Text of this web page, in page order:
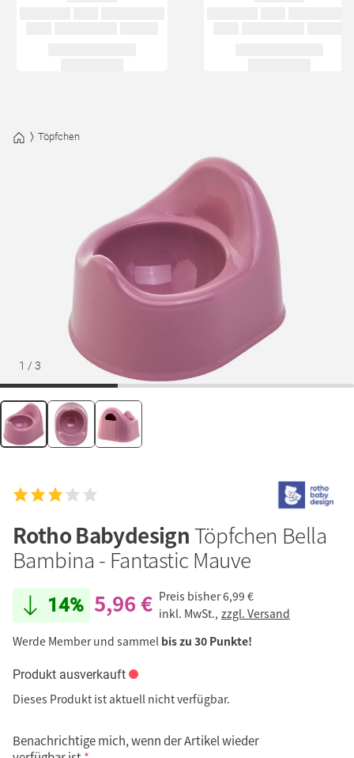
Töpfchen
1 / 3
Rotho BabydesignTöpfchen Bella
Bambina - Fantastic Mauve
14% 5,96 € Preis bisher6,99 €
inkl. MwSt., zzgl. Versand
Werde Member und sammel bis zu 30 Punkte!
Produkt ausverkauft
Dieses Produkt ist aktuell nicht verfügbar.
Benachrichtige mich, wenn der Artikel wieder